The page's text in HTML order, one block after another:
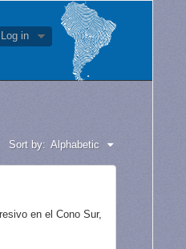
Log in
Sort by: Alphabetic
en el Cono Sur,